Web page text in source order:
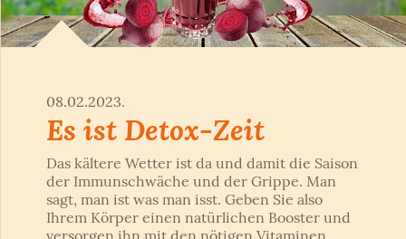
08.02.2023.
Es ist Detox-Zeit
Das kältere Wetter ist da und damit die Saison
der Immunschwäche und der Grippe. Man
sagt, man ist was man isst. Geben Sie also
Ihrem Körper einen natürlichen Booster und
versorgen ihn mit den nötigen Vitaminen.